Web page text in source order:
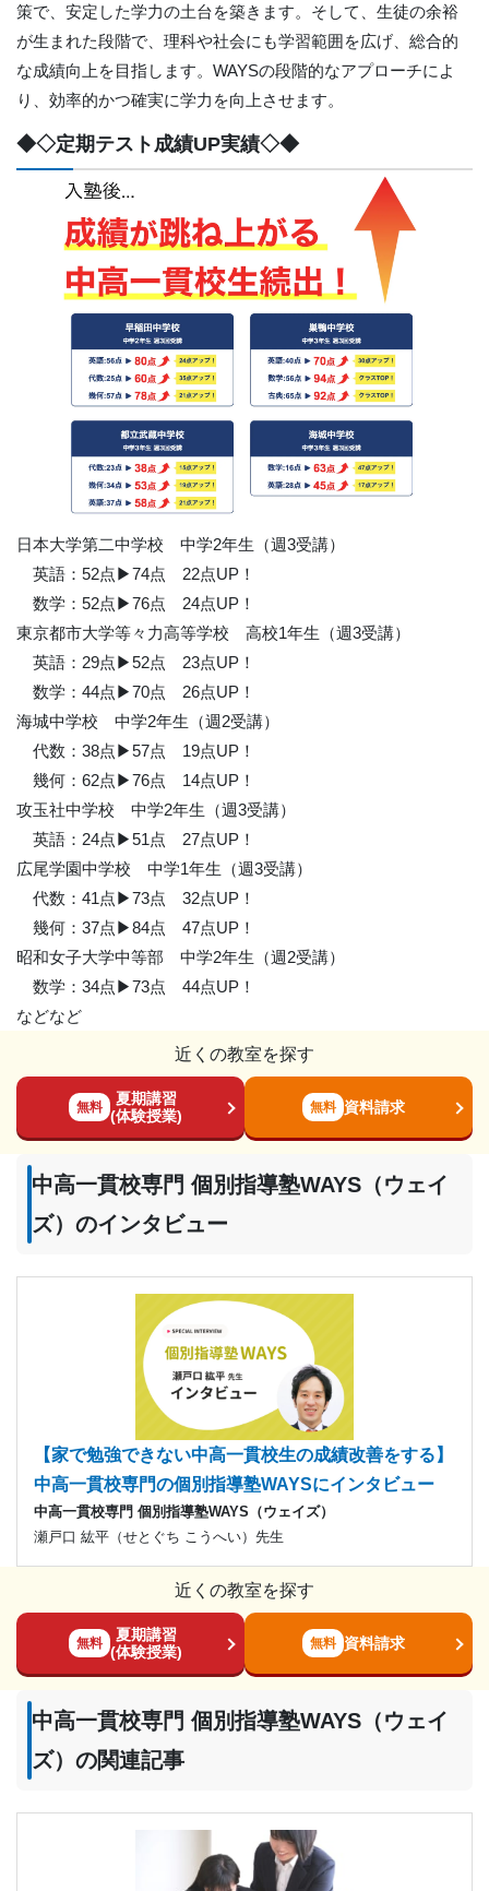
策で、安定した学力の土台を築きます。そして、生徒の余裕
が生まれた段階で、理科や社会にも学習範囲を広げ、総合的
な成績向上を目指します。WAYSの段階的なアプローチによ
り、効率的かつ確実に学力を向上させます。
◆◇定期テスト成績UP実績◇◆
日本大学第二中学校 中学2年生（週3受講）
英語：52点▶︎74点 22点UP！
数学：52点▶︎76点 24点UP！
東京都市大学等々力高等学校 高校1年生（週3受講）
英語：29点▶︎52点 23点UP！
数学：44点▶︎70点 26点UP！
海城中学校 中学2年生（週2受講）
代数：38点▶︎57点 19点UP！
幾何：62点▶︎76点 14点UP！
攻玉社中学校 中学2年生（週3受講）
英語：24点▶︎51点 27点UP！
広尾学園中学校 中学1年生（週3受講）
代数：41点▶︎73点 32点UP！
幾何：37点▶︎84点 47点UP！
昭和女子大学中等部 中学2年生（週2受講）
数学：34点▶︎73点 44点UP！
などなど
近くの教室を探す
無料
夏期講習
(体験授業)
無料 資料請求
中高一貫校専門 個別指導塾WAYS（ウェイ
ズ）のインタビュー
【家で勉強できない中高一貫校生の成績改善をする】
中高一貫校専門の個別指導塾WAYSにインタビュー
中高一貫校専門 個別指導塾WAYS（ウェイズ）
瀬戸口 紘平（せとぐち こうへい）先生
近くの教室を探す
無料
夏期講習
(体験授業)
無料 資料請求
中高一貫校専門 個別指導塾WAYS（ウェイ
ズ）の関連記事